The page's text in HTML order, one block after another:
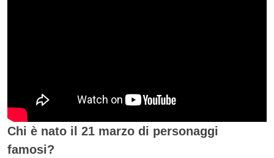
Chi è nato il 21 marzo di personaggi
famosi?